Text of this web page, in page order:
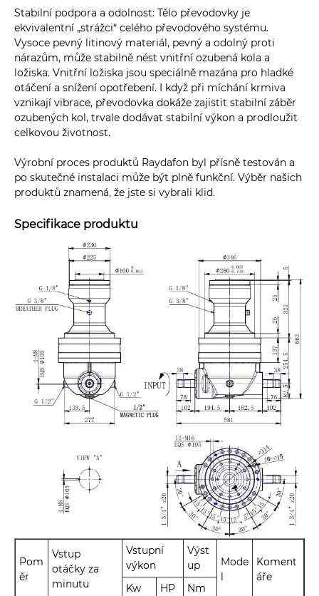
Stabilní podpora a odolnost: Tělo převodovky je
ekvivalentní „strážci“ celého převodového systému.
Vysoce pevný litinový materiál, pevný a odolný proti
nárazům, může stabilně nést vnitřní ozubená kola a
ložiska. Vnitřní ložiska jsou speciálně mazána pro hladké
otáčení a snížení opotřebení. I když při míchání krmiva
vznikají vibrace, převodovka dokáže zajistit stabilní záběr
ozubených kol, trvale dodávat stabilní výkon a prodloužit
celkovou životnost.
Výrobní proces produktů Raydafon byl přísně testován a
po skutečné instalaci může být plně funkční. Výběr našich
produktů znamená, že jste si vybrali klid.
Specifikace produktu
Pom
ěr
Vstup
otáčky za
minutu
Vstupní
výkon
Výst
up
Mode
Koment
áře
Kw
HP Nm